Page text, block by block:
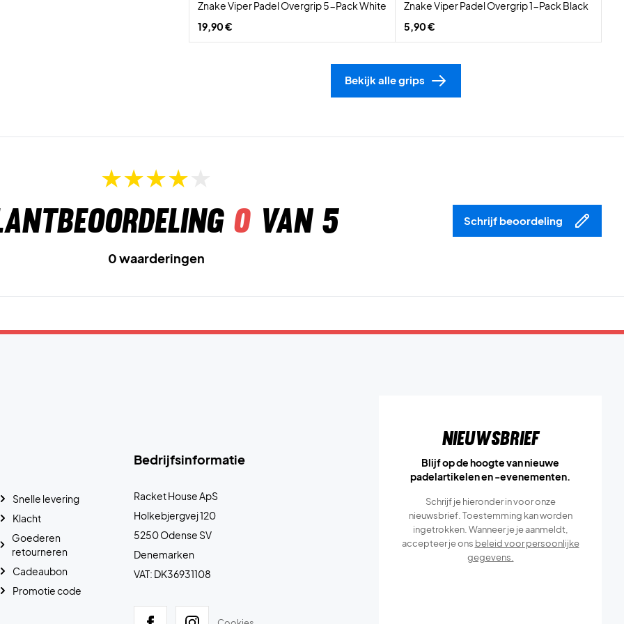
Znake Viper Padel Overgrip 5-Pack White
19,90 €
Znake Viper Padel Overgrip 1-Pack Black
5,90 €
Bekijk alle grips
0van 5 Schrijf beoordeling
0 waarderingen
Bedrijfsinformatie
Racket House ApS
Holkebjergvej 120
5250 Odense SV
Denemarken
VAT: DK36931108
Snelle levering
Klacht
Goederen
retourneren
Cadeaubon
Promotie code
Nieuwsbrief
Blijf op de hoogte van nieuwe
padelartikelen en -evenementen.
Schrijf je hieronder in voor onze
nieuwsbrief. Toestemming kan worden
ingetrokken. Wanneer je je aanmeldt,
accepteer je ons beleid voor persoonlijke
gegevens.